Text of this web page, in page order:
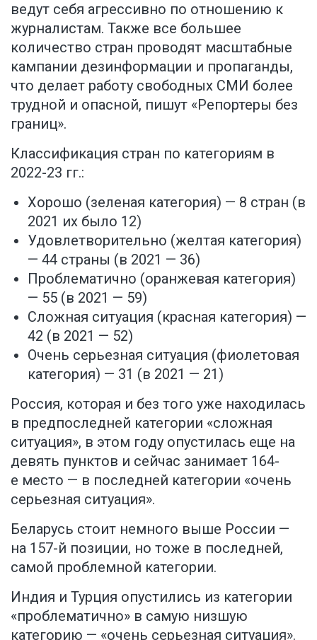
ведут себя агрессивно по отношению к
журналистам. Также все большее
количество стран проводят масштабные
кампании дезинформации и пропаганды,
что делает работу свободных СМИ более
трудной и опасной, пишут «Репортеры без
границ».
Классификация стран по категориям в
2022-23 гг.:
Хорошо (зеленая категория) — 8 стран (в
2021 их было 12)
Удовлетворительно (желтая категория)
— 44 страны (в 2021 — 36)
Проблематично (оранжевая категория)
— 55 (в 2021 — 59)
Сложная ситуация (красная категория) —
42 (в 2021 — 52)
Очень серьезная ситуация (фиолетовая
категория) — 31 (в 2021 — 21)
Россия, которая и без того уже находилась
в предпоследней категории «сложная
ситуация», в этом году опустилась еще на
девять пунктов и сейчас занимает 164-
е место — в последней категории «очень
серьезная ситуация».
Беларусь стоит немного выше России —
на 157-й позиции, но тоже в последней,
самой проблемной категории.
Индия и Турция опустились из категории
«проблематично» в самую низшую
категорию — «очень серьезная ситуация».